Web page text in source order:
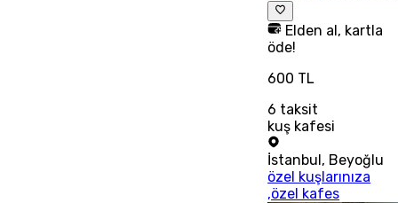
Elden al, kartla
öde!
600 TL
6 taksit
kuş kafesi
İstanbul, Beyoğlu
özel kuşlarınıza
,özel kafes